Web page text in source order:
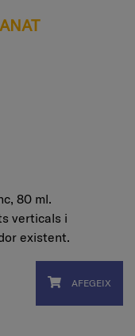
80 ml.
verticals i
existent.
AFEGEIX